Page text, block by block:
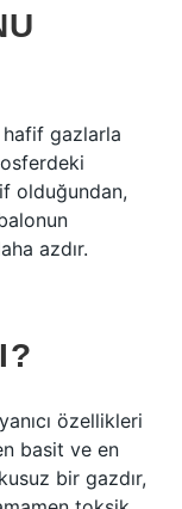
gazlarla
olduğundan,
azdır.
özellikleri
basit ve en
bir gazdır,